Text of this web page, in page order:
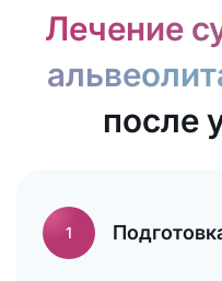
Лечение
после
1